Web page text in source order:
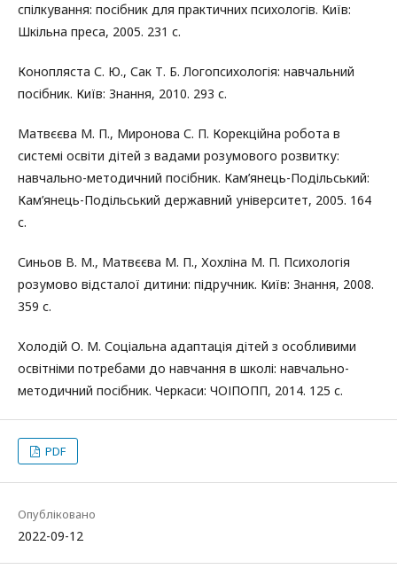
спілкування: посібник для практичних психологів. Київ:
Шкільна преса, 2005. 231 с.
Конопляста С. Ю., Сак Т. Б. Логопсихологія: навчальний
посібник. Київ: Знання, 2010. 293 с.
Матвєєва М. П., Миронова С. П. Корекційна робота в
системі освіти дітей з вадами розумового розвитку:
навчально-методичний посібник. Кам’янець-Подільський:
Кам’янець-Подільський державний університет, 2005. 164
с.
Синьов В. М., Матвєєва М. П., Хохліна М. П. Психологія
розумово відсталої дитини: підручник. Київ: Знання, 2008.
359 с.
Холодій О. М. Соціальна адаптація дітей з особливими
освітніми потребами до навчання в школі: навчально-
методичний посібник. Черкаси: ЧОІПОПП, 2014. 125 с.
PDF
Опубліковано
2022-09-12